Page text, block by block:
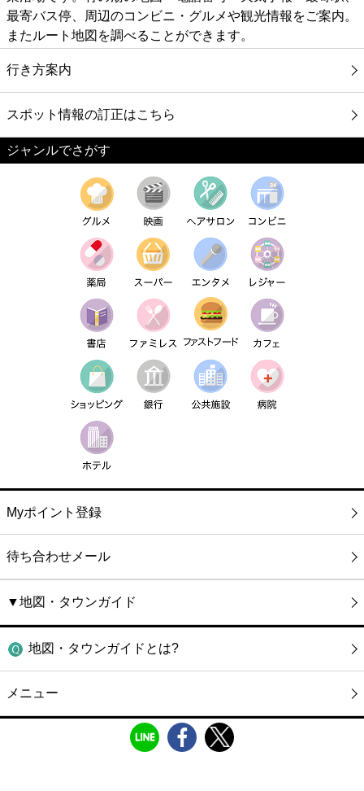
最寄バス停、周辺のコンビニ・グルメや観光情報をご案内。
またルート地図を調べることができます。
行き方案内
スポット情報の訂正はこちら
ジャンルでさがす
Myポイント登録
待ち合わせメール
▼地図・タウンガイド
地図・タウンガイドとは?
メニュー